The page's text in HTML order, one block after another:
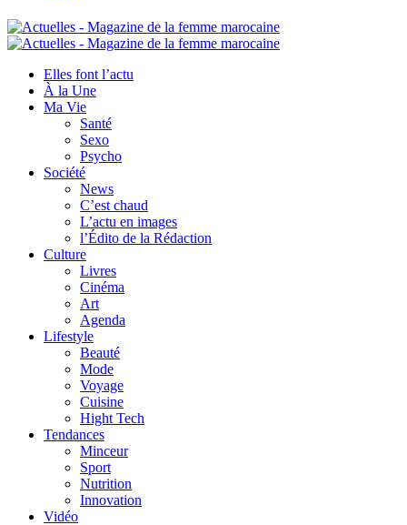
Elles font l’actu
À la Une
Ma Vie
Santé
Sexo
Psycho
Société
News
C’est chaud
L’actu en images
l’Édito de la Rédaction
Culture
Livres
Cinéma
Art
Agenda
Lifestyle
Beauté
Mode
Voyage
Cuisine
Hight Tech
Tendances
Minceur
Sport
Nutrition
Innovation
Vidéo